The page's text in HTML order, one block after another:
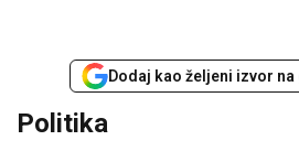
Dodaj kao željeni izvor
Politika